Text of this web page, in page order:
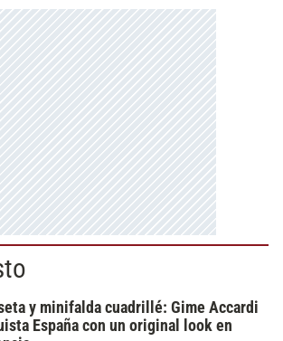
y minifalda cuadrillé: Gime Accardi
España con un original look en